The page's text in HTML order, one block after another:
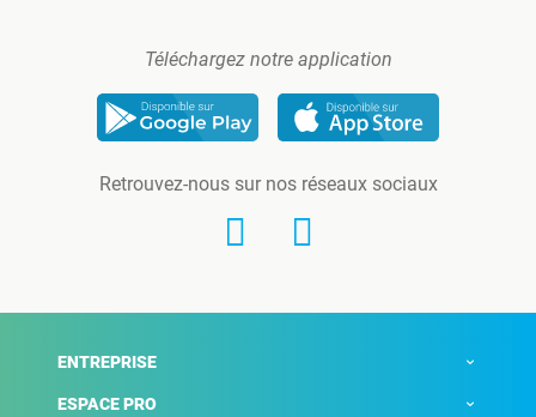
Téléchargez notre application
Retrouvez-nous sur nos réseaux sociaux
ENTREPRISE
ESPACE PRO